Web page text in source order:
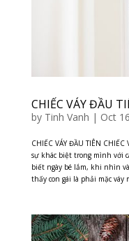
CHIẾC VÁY ĐẦU
by Tinh Vanh | Oct
CHIẾC VÁY ĐẦU TIÊN
sự khác biệt trong mình với
biết ngày bé lắm, khi nhìn
thấy con gái là phải mặc